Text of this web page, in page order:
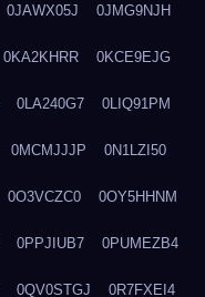
0JAWX05J 0JMG9NJH
0KA2KHRR 0KCE9EJG
0LA240G7 0LIQ91PM
0MCMJJJP 0N1LZI50
0O3VCZC0 0OY5HHNM
0PPJIUB7 0PUMEZB4
0QV0STGJ 0R7FXEI4